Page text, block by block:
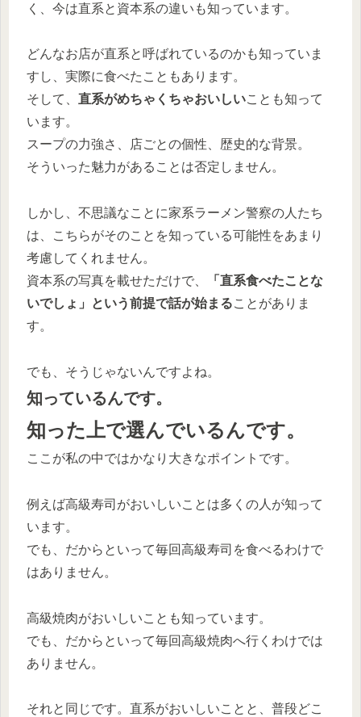
く、今は直系と資本系の違いも知っています。
どんなお店が直系と呼ばれているのかも知っていま
すし、実際に食べたこともあります。
そして、 直系がめちゃくちゃおいしいことも知って
います。
スープの力強さ、店ごとの個性、歴史的な背景。
そういった魅力があることは否定しません。
しかし、不思議なことに家系ラーメン警察の人たち
は、こちらがそのことを知っている可能性をあまり
考慮してくれません。
資本系の写真を載せただけで、
「直系食べたことな
いでしょ」という前提で話が始まることがありま
す。
でも、そうじゃないんですよね。
知っているんです。
知った上で選んでいるんです。
ここが私の中ではかなり大きなポイントです。
例えば高級寿司がおいしいことは多くの人が知って
います。
でも、だからといって毎回高級寿司を食べるわけで
はありません。
高級焼肉がおいしいことも知っています。
でも、だからといって毎回高級焼肉へ行くわけでは
ありません。
それと同じです。直系がおいしいことと、普段どこ